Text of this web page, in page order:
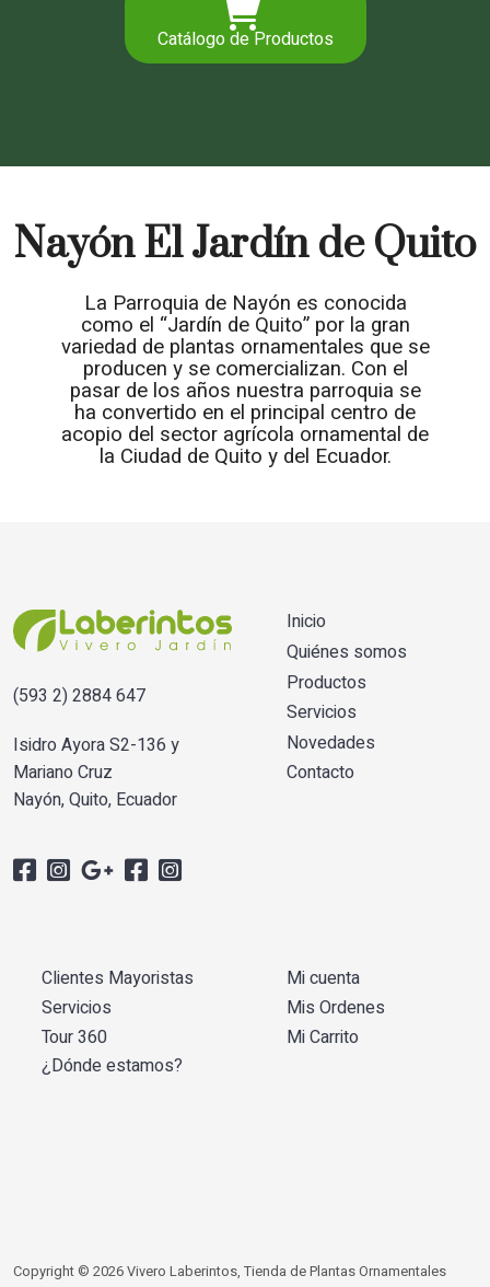
Catálogo de Productos
Nayón El Jardín de Quito
La Parroquia de Nayón es conocida
como el “Jardín de Quito” por la gran
variedad de plantas ornamentales que se
producen y se comercializan. Con el
pasar de los años nuestra parroquia se
ha convertido en el principal centro de
acopio del sector agrícola ornamental de
la Ciudad de Quito y del Ecuador.
(593 2) 2884 647
Isidro Ayora S2-136 y
Mariano Cruz
Nayón, Quito, Ecuador
Inicio
Quiénes somos
Productos
Servicios
Novedades
Contacto
Clientes Mayoristas
Servicios
Tour 360
¿Dónde estamos?
Mi cuenta
Mis Ordenes
Mi Carrito
Copyright © 2026 Vivero Laberintos, Tienda de Plantas Ornamentales